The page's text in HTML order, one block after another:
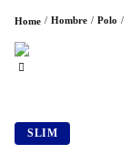
Hombre Polo
SLIM